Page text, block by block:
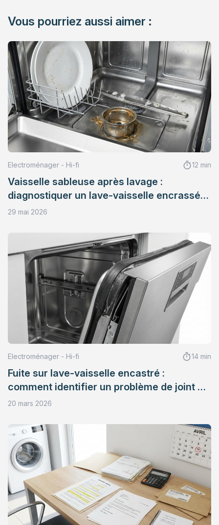
Vous pourriez aussi aimer :
Electroménager - Hi-fi 12 min
Vaisselle sableuse après lavage :
diagnostiquer un lave-vaisselle encrassé
ou défaillant
29 mai 2026
Electroménager - Hi-fi 14 min
Fuite sur lave-vaisselle encastré :
comment identifier un problème de joint de
porte
20 mars 2026